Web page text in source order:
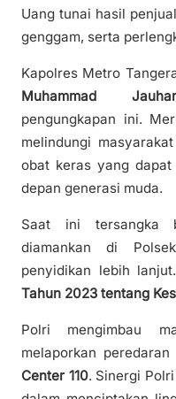
Uang tunai hasil
genggam, serta
Kapolres Metro
Muhammad
pengungkapan ini.
melindungi
obat keras yang dapat
depan generasi muda.
Saat ini tersangka
diamankan di
penyidikan lebih
Tahun 2023 tentang
Polri mengimbau
melaporkan
Center 110. Sinergi